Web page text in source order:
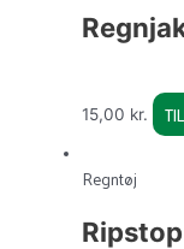
15,00 kr.
Regntøj